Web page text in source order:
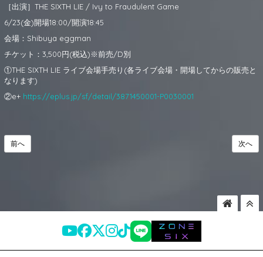
［出演］THE SIXTH LIE / Ivy to Fraudulent Game
6/23(金)開場18:00/開演18:45
会場：Shibuya eggman
チケット：3,500円(税込)※前売/D別
①THE SIXTH LIE ライブ会場手売り(各ライブ会場・開場してからの販売と
なります)
②e+ https://eplus.jp/sf/detail/3871450001-P0030001
次へ
前へ